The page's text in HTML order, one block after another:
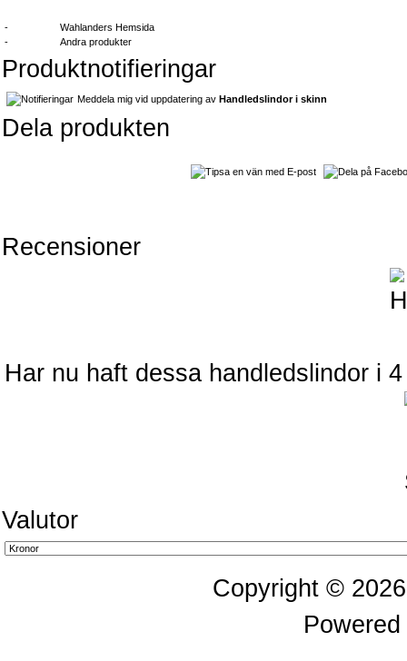
-
Wahlanders Hemsida
-
Andra produkter
Produktnotifieringar
Meddela mig vid uppdatering av Handledslindor i skinn
Dela produkten
Recensioner
Har nu haft dessa handledslindor i
Valutor
Copyright ©